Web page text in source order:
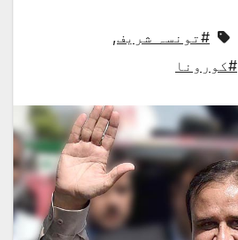
#تونسہ شریف,
#کورونا